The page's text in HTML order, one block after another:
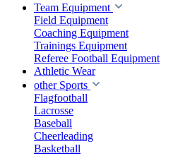
Team Equipment
Field Equipment
Coaching Equipment
Trainings Equipment
Referee Football Equipment
Athletic Wear
other Sports
Flagfootball
Lacrosse
Baseball
Cheerleading
Basketball